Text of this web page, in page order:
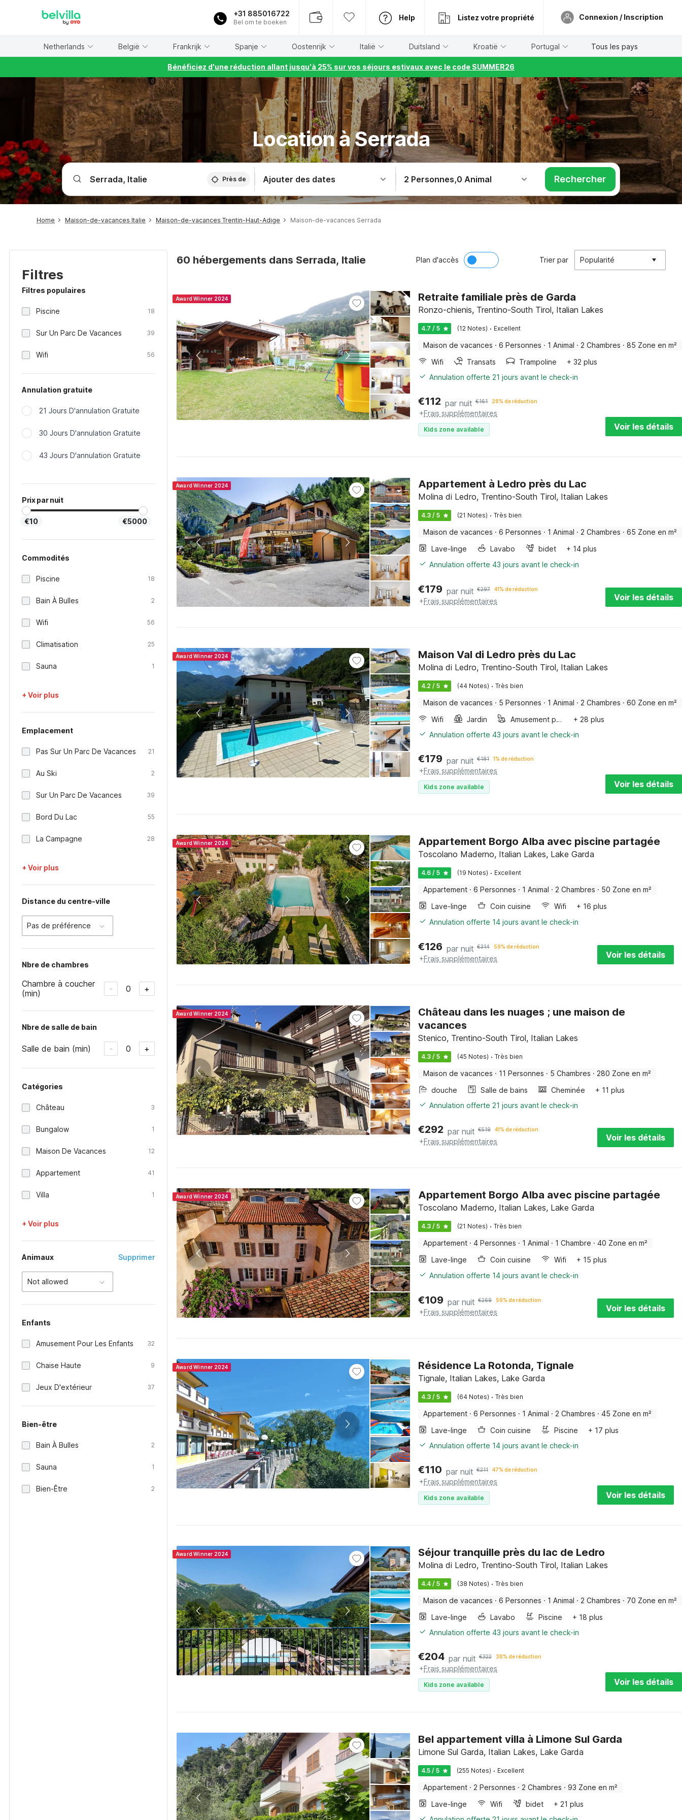
+31 885016722
Bel om te boeken
Help Listez votre propriété Connexion / Inscription
Netherlands België Frankrijk Spanje Oostenrijk Italië Duitsland Kroatië Portugal Tous les pays
Bénéficiez d'une réduction allant jusqu'à 25% sur vos séjours estivaux avec le code SUMMER26
Location à Serrada
Près de Ajouter des dates 2 Personnes,0 Animal Rechercher
Home Maison-de-vacances Italie Maison-de-vacances Trentin-Haut-Adige Maison-de-vacances Serrada
Filtres
Filtres populaires
Piscine 18
Sur Un Parc De Vacances 39
Wifi 56
Annulation gratuite
21 Jours D'annulation Gratuite
30 Jours D'annulation Gratuite
43 Jours D'annulation Gratuite
Prix par nuit
€10 €5000
Commodités
Piscine 18
Bain À Bulles 2
Wifi 56
Climatisation 25
Sauna 1
+ Voir plus
Emplacement
Pas Sur Un Parc De Vacances 21
Au Ski 2
Sur Un Parc De Vacances 39
Bord Du Lac 55
La Campagne 28
+ Voir plus
Distance du centre-ville
Pas de préférence
Nbre de chambres
Chambre à coucher
(min)
- 0 +
Nbre de salle de bain
Salle de bain (min) - 0 +
Catégories
Château 3
Bungalow 1
Maison De Vacances 12
Appartement 41
Villa 1
+ Voir plus
Animaux Supprimer
Not allowed
Enfants
Amusement Pour Les Enfants 32
Chaise Haute 9
Jeux D'extérieur 37
Bien-être
Bain À Bulles 2
Sauna 1
Bien-Être 2
60 hébergements dans Serrada, Italie Plan d'accès Trier par Popularité
Award Winner 2024 Retraite familiale près de Garda
Ronzo-chienis, Trentino-South Tirol, Italian Lakes
4.7 / 5 (12 Notes) · Excellent
Maison de vacances · 6 Personnes · 1 Animal · 2 Chambres · 85 Zone en m²
Wifi
Transats Trampoline
+ 32 plus
Annulation offerte 21 jours avant le check-in
€112 par nuit €161 28% de réduction
+Frais supplémentaires
Kids zone available Voir les détails
Award Winner 2024 Appartement à Ledro près du Lac
Molina di Ledro, Trentino-South Tirol, Italian Lakes
4.3 / 5 (21 Notes) · Très bien
Maison de vacances · 6 Personnes · 1 Animal · 2 Chambres · 65 Zone en m²
Lave-linge
Lavabo bidet
+ 14 plus
Annulation offerte 43 jours avant le check-in
€179 par nuit €297 41% de réduction
+Frais supplémentaires Voir les détails
Award Winner 2024 Maison Val di Ledro près du Lac
Molina di Ledro, Trentino-South Tirol, Italian Lakes
4.2 / 5 (44 Notes) · Très bien
Maison de vacances · 5 Personnes · 1 Animal · 2 Chambres · 60 Zone en m²
Wifi
Jardin Amusement pour les enfants
+ 28 plus
Annulation offerte 43 jours avant le check-in
€179 par nuit €181 1% de réduction
+Frais supplémentaires
Kids zone available Voir les détails
Award Winner 2024 Appartement Borgo Alba avec piscine partagée
Toscolano Maderno, Italian Lakes, Lake Garda
4.6 / 5 (19 Notes) · Excellent
Appartement · 6 Personnes · 1 Animal · 2 Chambres · 50 Zone en m²
Lave-linge
Coin cuisine Wifi
+ 16 plus
Annulation offerte 14 jours avant le check-in
€126 par nuit €314 59% de réduction
+Frais supplémentaires Voir les détails
Award Winner 2024
Château dans les nuages ; une maison de
vacances
Stenico, Trentino-South Tirol, Italian Lakes
4.3 / 5 (45 Notes) · Très bien
Maison de vacances · 11 Personnes · 5 Chambres · 280 Zone en m²
douche
Salle de bains Cheminée
+ 11 plus
Annulation offerte 21 jours avant le check-in
€292 par nuit €519 41% de réduction
+Frais supplémentaires Voir les détails
Award Winner 2024 Appartement Borgo Alba avec piscine partagée
Toscolano Maderno, Italian Lakes, Lake Garda
4.3 / 5 (21 Notes) · Très bien
Appartement · 4 Personnes · 1 Animal · 1 Chambre · 40 Zone en m²
Lave-linge
Coin cuisine Wifi
+ 15 plus
Annulation offerte 14 jours avant le check-in
€109 par nuit €269 59% de réduction
+Frais supplémentaires Voir les détails
Award Winner 2024 Résidence La Rotonda, Tignale
Tignale, Italian Lakes, Lake Garda
4.3 / 5 (64 Notes) · Très bien
Appartement · 6 Personnes · 1 Animal · 2 Chambres · 45 Zone en m²
Lave-linge
Coin cuisine Piscine
+ 17 plus
Annulation offerte 14 jours avant le check-in
€110 par nuit €211 47% de réduction
+Frais supplémentaires
Kids zone available Voir les détails
Award Winner 2024 Séjour tranquille près du lac de Ledro
Molina di Ledro, Trentino-South Tirol, Italian Lakes
4.4 / 5 (38 Notes) · Très bien
Maison de vacances · 6 Personnes · 1 Animal · 2 Chambres · 70 Zone en m²
Lave-linge
Lavabo Piscine
+ 18 plus
Annulation offerte 43 jours avant le check-in
€204 par nuit €322 38% de réduction
+Frais supplémentaires
Kids zone available Voir les détails
Bel appartement villa à Limone Sul Garda
Limone Sul Garda, Italian Lakes, Lake Garda
4.5 / 5 (255 Notes) · Excellent
Appartement · 2 Personnes · 2 Chambres · 93 Zone en m²
Lave-linge
Wifi bidet
+ 21 plus